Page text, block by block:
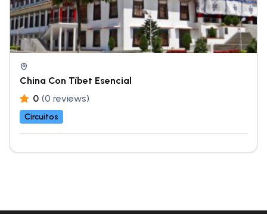
China Con Tíbet Esencial
0 (0 reviews)
Circuitos